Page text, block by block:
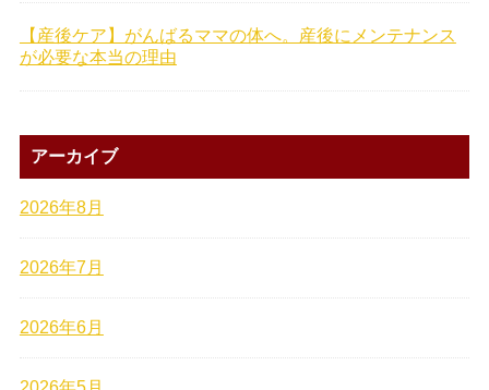
【産後ケア】がんばるママの体へ。産後にメンテナンス
が必要な本当の理由
アーカイブ
2026年8月
2026年7月
2026年6月